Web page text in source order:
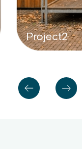
Project2